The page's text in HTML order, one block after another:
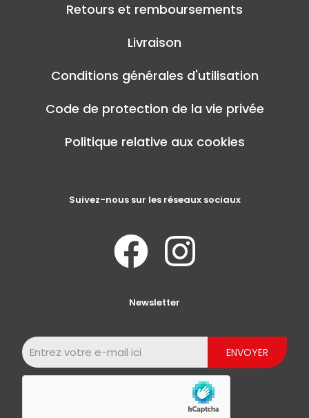
Retours et remboursements
Livraison
Conditions générales d'utilisation
Code de protection de la vie privée
Politique relative aux cookies
Suivez-nous sur les réseaux sociaux
Newsletter